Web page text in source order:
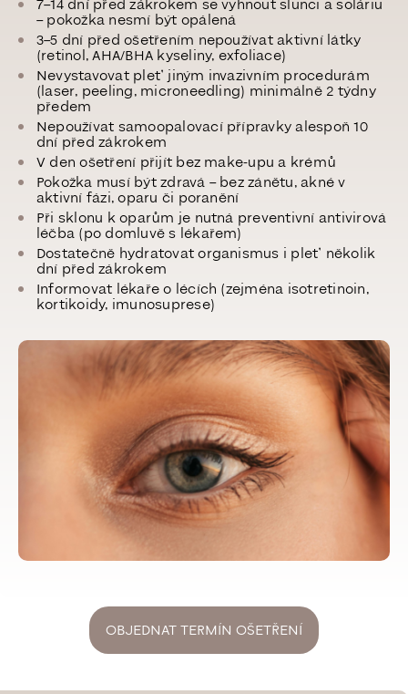
7–14 dní před zákrokem se vyhnout slunci a soláriu
– pokožka nesmí být opálená
3–5 dní před ošetřením nepoužívat aktivní látky
(retinol, AHA/BHA kyseliny, exfoliace)
Nevystavovat pleť jiným invazivním procedurám
(laser, peeling, microneedling) minimálně 2 týdny
předem
Nepoužívat samoopalovací přípravky alespoň 10
dní před zákrokem
V den ošetření přijít bez make-upu a krémů
Pokožka musí být zdravá – bez zánětu, akné v
aktivní fázi, oparu či poranění
Při sklonu k oparům je nutná preventivní antivirová
léčba (po domluvě s lékařem)
Dostatečně hydratovat organismus i pleť několik
dní před zákrokem
Informovat lékaře o lécích (zejména isotretinoin,
kortikoidy, imunosuprese)
OBJEDNAT TERMÍN OŠETŘENÍ